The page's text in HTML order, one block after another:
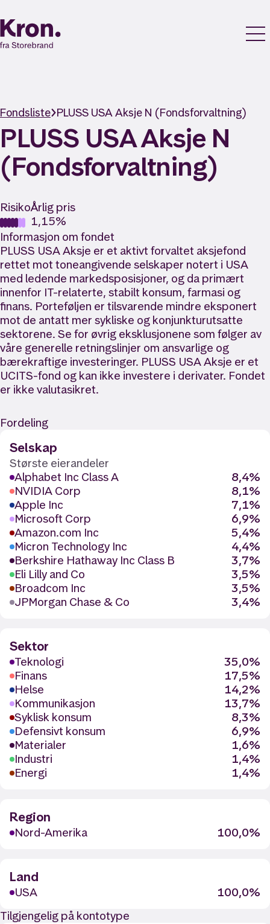
Fondsliste PLUSS USA Aksje N (Fondsforvaltning)
PLUSS USA Aksje N
(Fondsforvaltning)
RisikoÅrlig pris
1,15%
Informasjon om fondet
PLUSS USA Aksje er et aktivt forvaltet aksjefond
rettet mot toneangivende selskaper notert i USA
med ledende markedsposisjoner, og da primært
innenfor IT-relaterte, stabilt konsum, farmasi og
finans. Porteføljen er tilsvarende mindre eksponert
mot de antatt mer sykliske og konjunkturutsatte
sektorene. Se for øvrig eksklusjonene som følger av
våre generelle retningslinjer om ansvarlige og
bærekraftige investeringer. PLUSS USA Aksje er et
UCITS-fond og kan ikke investere i derivater. Fondet
er ikke valutasikret.
Fordeling
Selskap
Største eierandeler
Alphabet Inc Class A
8,4%
NVIDIA Corp
8,1%
Apple Inc
7,1%
Microsoft Corp
6,9%
Amazon.com Inc
5,4%
Micron Technology Inc
4,4%
Berkshire Hathaway Inc Class B
3,7%
Eli Lilly and Co
3,5%
Broadcom Inc
3,5%
JPMorgan Chase & Co
3,4%
Sektor
Teknologi
35,0%
Finans
17,5%
Helse
14,2%
Kommunikasjon
13,7%
Syklisk konsum
8,3%
Defensivt konsum
6,9%
Materialer
1,6%
Industri
1,4%
Energi
1,4%
Region
Nord-Amerika 100,0%
Land
USA
100,0%
Tilgjengelig på kontotype